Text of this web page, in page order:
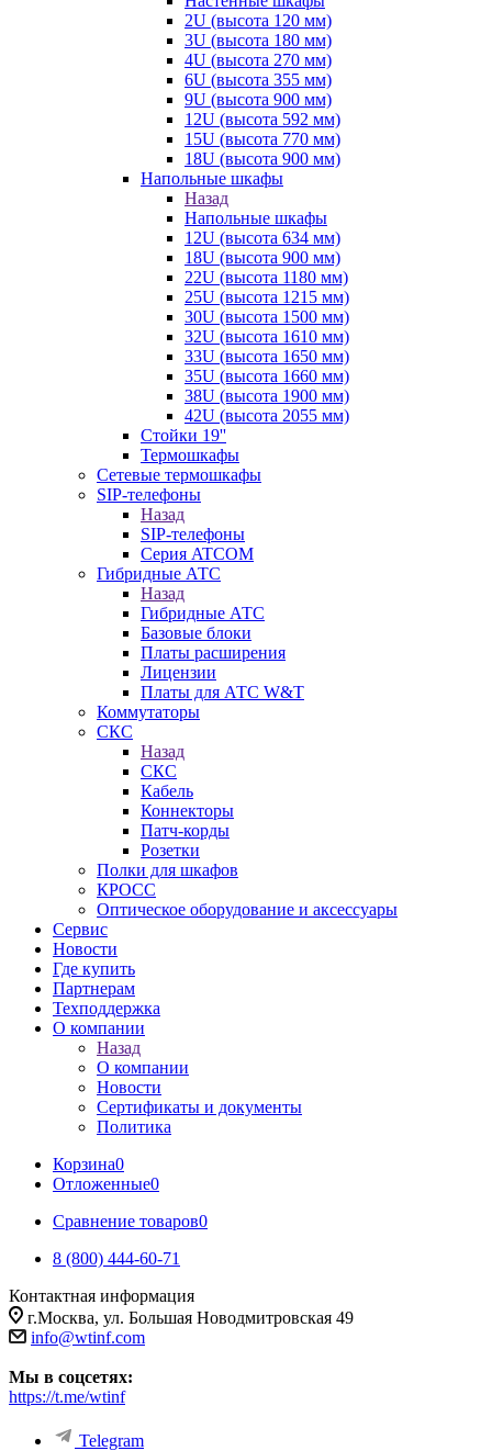
2U (высота 120 мм)
3U (высота 180 мм)
4U (высота 270 мм)
6U (высота 355 мм)
9U (высота 900 мм)
12U (высота 592 мм)
15U (высота 770 мм)
18U (высота 900 мм)
Напольные шкафы
Назад
Напольные шкафы
12U (высота 634 мм)
18U (высота 900 мм)
22U (высота 1180 мм)
25U (высота 1215 мм)
30U (высота 1500 мм)
32U (высота 1610 мм)
33U (высота 1650 мм)
35U (высота 1660 мм)
38U (высота 1900 мм)
42U (высота 2055 мм)
Стойки 19''
Термошкафы
Сетевые термошкафы
SIP-телефоны
Назад
SIP-телефоны
Серия ATCOM
Гибридные АТС
Назад
Гибридные АТС
Базовые блоки
Платы расширения
Лицензии
Платы для АТС W&T
Коммутаторы
СКС
Назад
СКС
Кабель
Коннекторы
Патч-корды
Розетки
Полки для шкафов
КРОСС
Оптическое оборудование и аксессуары
Сервис
Новости
Где купить
Партнерам
Техподдержка
О компании
Назад
О компании
Новости
Сертификаты и документы
Политика
Корзина0
Отложенные0
Сравнение товаров0
8 (800) 444-60-71
Контактная информация
г.Москва, ул. Большая Новодмитровская 49
info@wtinf.com
Мы в соцсетях:
https://t.me/wtinf
Telegram